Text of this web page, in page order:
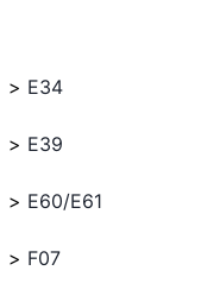
E34
E39
E60/E61
F07